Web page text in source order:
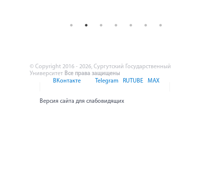
© Copyright 2016 - 2026, Сургутский Государственный
Университет Все права защищены
ВКонтакте
Telegram RUTUBE MAX
Версия сайта для слабовидящих